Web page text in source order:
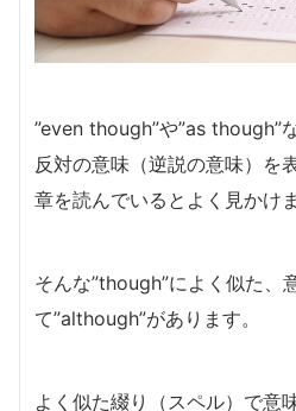
”even though”や”as though”
反対の意味（逆説の意味）を
章を読んでいるとよく見かけま
そんな”though”によく似た、
て”although”があります。
よく似た綴り（スペル）で意